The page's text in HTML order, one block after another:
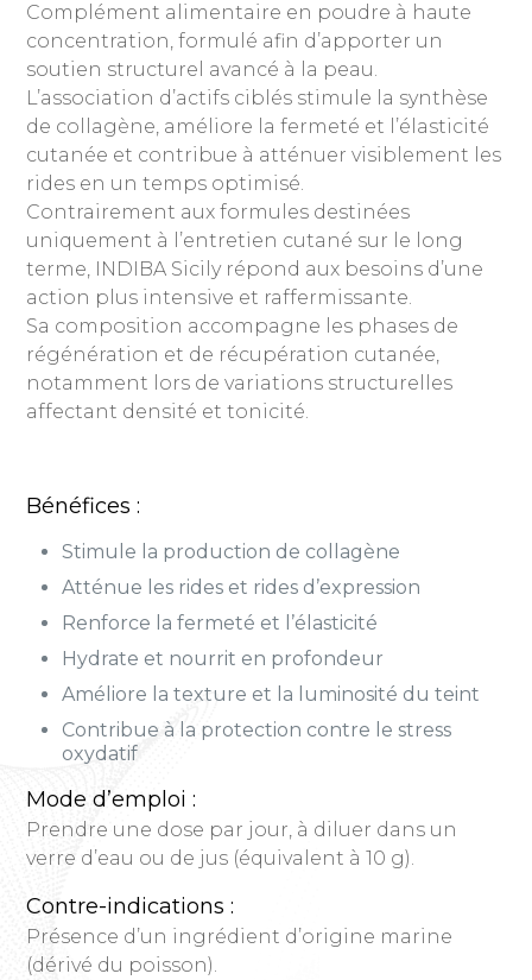
Complément alimentaire en poudre à haute
concentration, formulé afin d’apporter un
soutien structurel avancé à la peau.
L’association d’actifs ciblés stimule la synthèse
de collagène, améliore la fermeté et l’élasticité
cutanée et contribue à atténuer visiblement les
rides en un temps optimisé.
Contrairement aux formules destinées
uniquement à l’entretien cutané sur le long
terme, INDIBA Sicily répond aux besoins d’une
action plus intensive et raffermissante.
Sa composition accompagne les phases de
régénération et de récupération cutanée,
notamment lors de variations structurelles
affectant densité et tonicité.
Bénéfices :
Stimule la production de collagène
Atténue les rides et rides d’expression
Renforce la fermeté et l’élasticité
Hydrate et nourrit en profondeur
Améliore la texture et la luminosité du teint
Contribue à la protection contre le stress
oxydatif
Mode d’emploi :
Prendre une dose par jour, à diluer dans un
verre d’eau ou de jus (équivalent à 10 g).
Contre-indications :
Présence d’un ingrédient d’origine marine
(dérivé du poisson).